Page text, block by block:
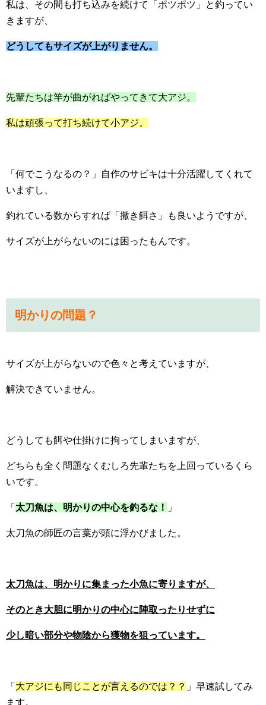
私は、その間も打ち込みを続けて「ポツポツ」と釣ってい
きますが、
どうしてもサイズが上がりません。
先輩たちは竿が曲がればやってきて大アジ。
私は頑張って打ち続けて小アジ。
「何でこうなるの？」自作のサビキは十分活躍してくれて
いますし、
釣れている数からすれば「撒き餌さ」も良いようですが、
サイズが上がらないのには困ったもんです。
明かりの問題？
サイズが上がらないので色々と考えていますが、
解決できていません。
どうしても餌や仕掛けに拘ってしまいますが、
どちらも全く問題なくむしろ先輩たちを上回っているくら
いです。
「 太刀魚は、明かりの中心を釣るな！ 」
太刀魚の師匠の言葉が頭に浮かびました。
太刀魚は、明かりに集まった小魚に寄りますが、
そのとき大胆に明かりの中心に陣取ったりせずに
少し暗い部分や物陰から獲物を狙っています。
「 大アジにも同じことが言えるのでは？？ 」早速試してみ
ます。